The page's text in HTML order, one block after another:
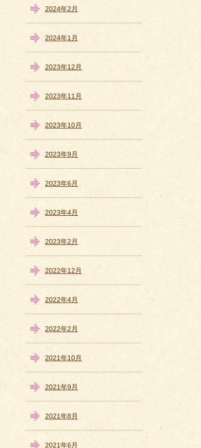
2024年2月
2024年1月
2023年12月
2023年11月
2023年10月
2023年9月
2023年6月
2023年4月
2023年2月
2022年12月
2022年4月
2022年2月
2021年10月
2021年9月
2021年8月
2021年6月